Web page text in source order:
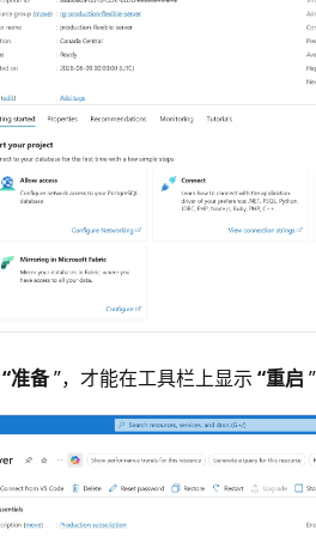
“准备”，才能在工具栏上显示 “重启